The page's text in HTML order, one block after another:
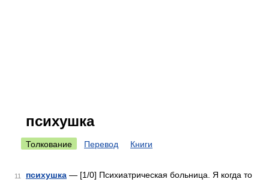
психушка
Толкование Перевод Книги
11 психушка — [1/0] Психиатрическая больница. Я когда то